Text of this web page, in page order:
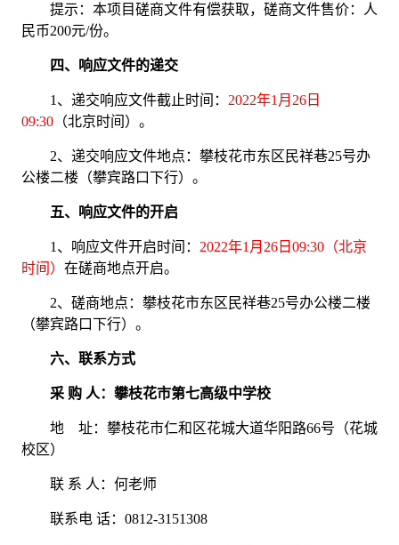
提示：本项目磋商文件有偿获取，磋商文件售价：人
民币200元/份。
四、响应文件的递交
1、递交响应文件截止时间： 2022年1 月 26日
09:30（北京时间） 。
2、递交响应文件地点：攀枝花市东区民祥巷25号办
公楼二楼（攀宾路口下行） 。
五、响应文件的开启
1、响应文件开启时间： 2022年1 月 26日 09:30（北京
时间） 在磋商地点开启。
2、磋商地点： 攀枝花市东区民祥巷25号办公楼二楼
（攀宾路口下行） 。
六、联系方式
采 购 人：攀枝花市第七高级中学校
地址：攀枝花市仁和区花城大道华阳路66号（花城
校区）
联系 人： 何老师
联系电话：0812-3151308